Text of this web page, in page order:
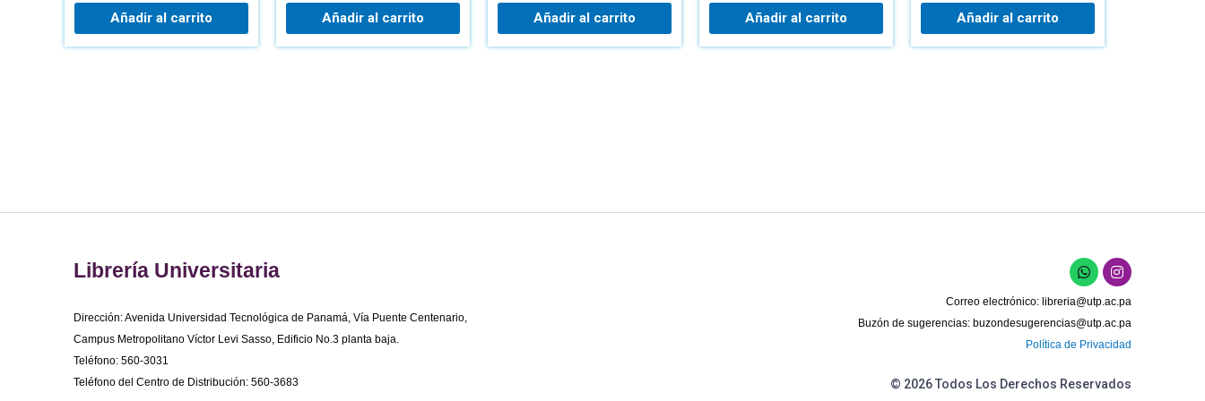
Añadir al carrito Añadir al carrito Añadir al carrito Añadir al carrito Añadir al carrito
Librería Universitaria
Dirección: Avenida Universidad Tecnológica de Panamá, Vía Puente Centenario,
Campus Metropolitano Víctor Levi Sasso, Edificio No.3 planta baja.
Teléfono: 560-3031
Teléfono del Centro de Distribución: 560-3683
W
h
a
t
s
p
I
n
s
t
a
r
m
Correo electrónico: libreria@utp.ac.pa
Buzón de sugerencias: buzondesugerencias@utp.ac.pa
Política de Privacidad
© 2026 Todos Los Derechos Reservados